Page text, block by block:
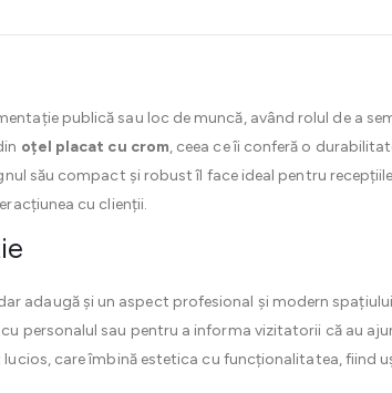
publică sau loc de muncă, având rolul de a
oțel placat cu crom, ceea ce îi conferă o
său compact și robust îl face ideal pentru
cu clienții.
adaugă și un aspect profesional și modern
personalul sau pentru a informa vizitatorii că au
lucios, care îmbină estetica cu funcționalitatea, fiind